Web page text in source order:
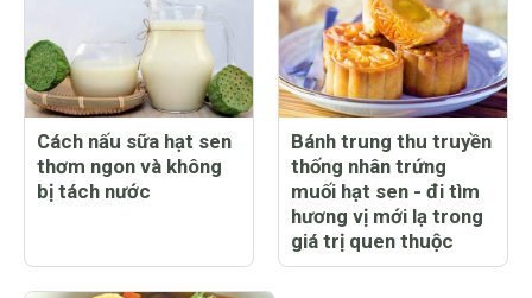
Cách nấu sữa hạt sen
thơm ngon và không
bị tách nước
Bánh trung thu truyền
thống nhân trứng
muối hạt sen - đi tìm
hương vị mới lạ trong
giá trị quen thuộc